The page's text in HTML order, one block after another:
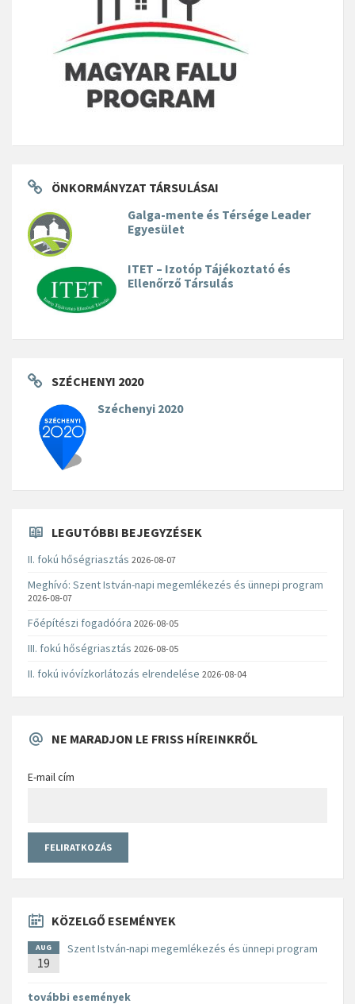
ÖNKORMÁNYZAT TÁRSULÁSAI
Galga-mente és Térsége Leader
Egyesület
ITET – Izotóp Tájékoztató és
Ellenőrző Társulás
SZÉCHENYI 2020
Széchenyi 2020
LEGUTÓBBI BEJEGYZÉSEK
II. fokú hőségriasztás 2026-08-07
Meghívó: Szent István-napi megemlékezés és ünnepi program
2026-08-07
Főépítészi fogadóóra 2026-08-05
III. fokú hőségriasztás 2026-08-05
II. fokú ivóvízkorlátozás elrendelése 2026-08-04
NE MARADJON LE FRISS HÍREINKRŐL
E-mail cím
KÖZELGŐ ESEMÉNYEK
AUG
19
Szent István-napi megemlékezés és ünnepi program
további események